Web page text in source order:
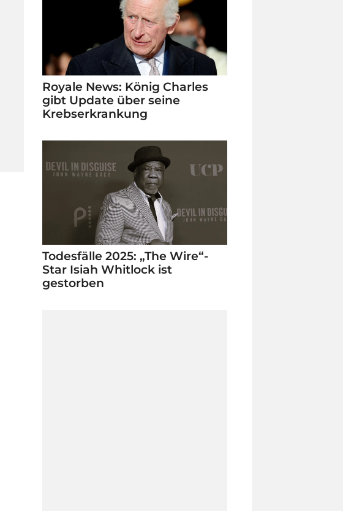
Royale News: König Charles
gibt Update über seine
Krebserkrankung
Todesfälle 2025: „The Wire“-
Star Isiah Whitlock ist
gestorben